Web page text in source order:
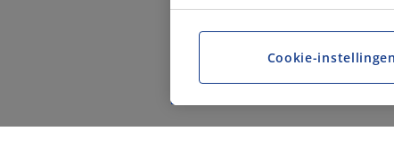
Cookie-instellingen